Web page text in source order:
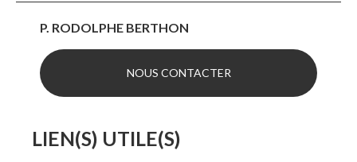
P. RODOLPHE BERTHON
NOUS CONTACTER
LIEN(S) UTILE(S)